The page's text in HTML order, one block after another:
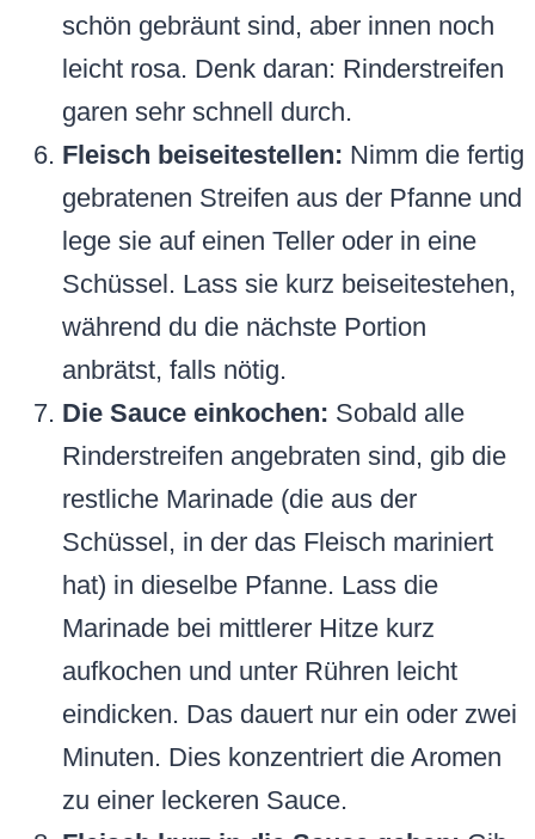
schön gebräunt sind, aber innen noch
leicht rosa. Denk daran: Rinderstreifen
garen sehr schnell durch.
Fleisch beiseitestellen: Nimm die fertig
gebratenen Streifen aus der Pfanne und
lege sie auf einen Teller oder in eine
Schüssel. Lass sie kurz beiseitestehen,
während du die nächste Portion
anbrätst, falls nötig.
Die Sauce einkochen: Sobald alle
Rinderstreifen angebraten sind, gib die
restliche Marinade (die aus der
Schüssel, in der das Fleisch mariniert
hat) in dieselbe Pfanne. Lass die
Marinade bei mittlerer Hitze kurz
aufkochen und unter Rühren leicht
eindicken. Das dauert nur ein oder zwei
Minuten. Dies konzentriert die Aromen
zu einer leckeren Sauce.